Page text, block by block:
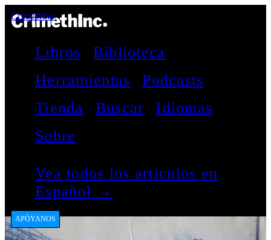
CrimethInc.
Libros
Biblioteca
Herramientas
Podcasts
Tienda
Buscar
Idiomas
Sobre
Vea todos los artículos en
Español →
APÓYANOS